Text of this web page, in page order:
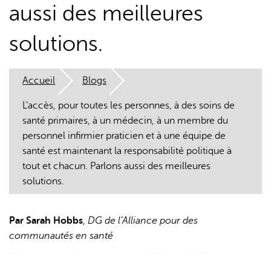
vérifier toute réponse.
aussi des meilleures
solutions.
Accueil Blogs
L’accès, pour toutes les personnes, à des soins de
santé primaires, à un médecin, à un membre du
personnel infirmier praticien et à une équipe de
santé est maintenant la responsabilité politique à
tout et chacun. Parlons aussi des meilleures
solutions.
Par Sarah Hobbs, DG de l’Alliance pour des
communautés en santé